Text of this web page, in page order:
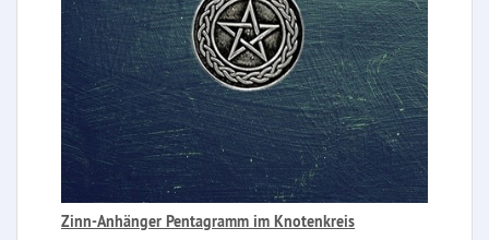
Zinn-Anhänger Pentagramm im Knotenkreis